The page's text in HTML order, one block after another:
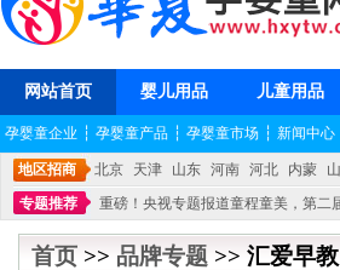
网站首页 婴儿用品 儿童用品
孕婴童企业 ┆ 孕婴童产品 ┆ 孕婴童市场 ┆ 新闻中心
地区招商 北京 天津 山东 河南 河北 内蒙
专题推荐
重磅！央视专题报道童程童美，第二
不能再单纯地销售产品,而要向增强服务转型,毕竟
首页 >> 品牌专题 >> 汇爱早